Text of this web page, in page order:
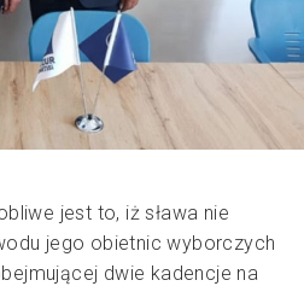
jest to, iż sława nie
jego obietnic wyborczych
dwie kadencje na